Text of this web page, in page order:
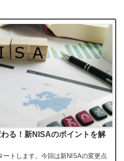
る！新NISAのポイントを解
ートします。今回は新NISAの変更点